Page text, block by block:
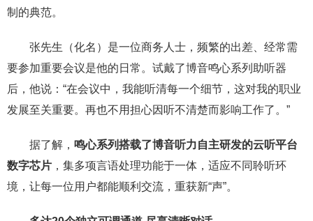
制的典范。
张先生（化名）是一位商务人士，频繁的出差、经常需
要参加重要会议是他的日常。试戴了博音鸣心系列助听器
后，他说：“在会议中，我能听清每一个细节，这对我的职业
发展至关重要。再也不用担心因听不清楚而影响工作了。”
据了解， 鸣心系列搭载了博音听力自主研发的云听平台
数字芯片 ，集多项言语处理功能于一体，适应不同聆听环
境，让每一位用户都能顺利交流，重获新“声”。